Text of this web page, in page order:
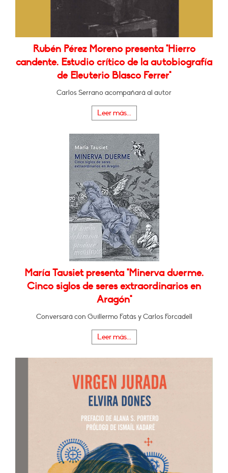
Rubén Pérez Moreno presenta "Hierro
candente. Estudio crítico de la autobiografía
de Eleuterio Blasco Ferrer"
Carlos Serrano acompañará al autor
Leer más...
María Tausiet presenta "Minerva duerme.
Cinco siglos de seres extraordinarios en
Aragón"
Conversará con Guillermo Fatás y Carlos Forcadell
Leer más...